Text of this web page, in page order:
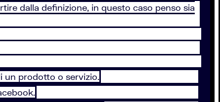
dalla definizione, in questo caso penso sia
un prodotto o servizio.